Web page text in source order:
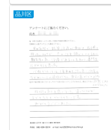
品川区